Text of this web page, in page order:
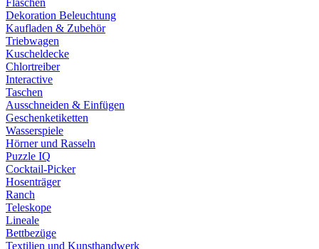
Flaschen
Dekoration Beleuchtung
Kaufladen & Zubehör
Triebwagen
Kuscheldecke
Chlortreiber
Interactive
Taschen
Ausschneiden & Einfügen
Geschenketiketten
Wasserspiele
Hörner und Rasseln
Puzzle IQ
Cocktail-Picker
Hosenträger
Ranch
Teleskope
Lineale
Bettbezüge
Textilien und Kunsthandwerk